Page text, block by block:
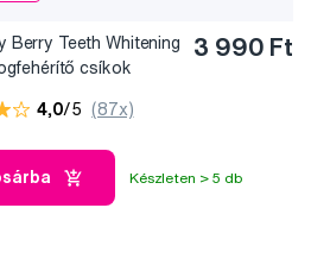
Berry Teeth Whitening
csíkok
3 990 Ft
4,0/5 (87x)
Készleten > 5 db